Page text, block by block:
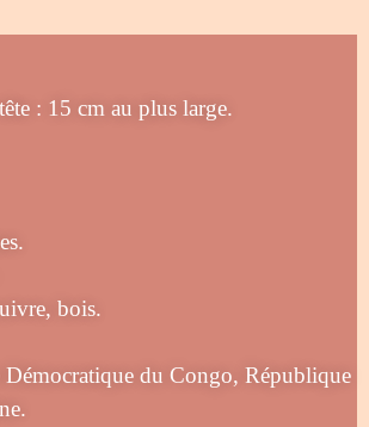
: 15 cm au plus large.
bois.
du Congo, République